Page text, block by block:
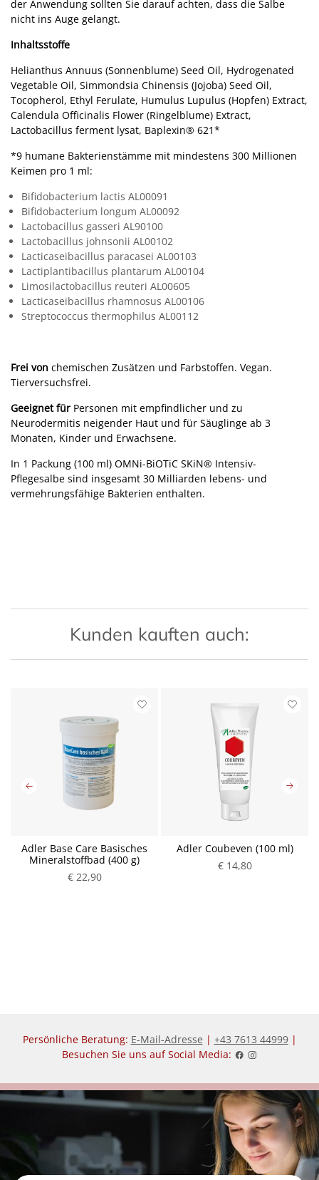
der Anwendung sollten Sie darauf achten, dass die Salbe
nicht ins Auge gelangt.
Inhaltsstoffe
Helianthus Annuus (Sonnenblume) Seed Oil, Hydrogenated
Vegetable Oil, Simmondsia Chinensis (Jojoba) Seed Oil,
Tocopherol, Ethyl Ferulate, Humulus Lupulus (Hopfen) Extract,
Calendula Officinalis Flower (Ringelblume) Extract,
Lactobacillus ferment lysat, Baplexin® 621*
*9 humane Bakterienstämme mit mindestens 300 Millionen
Keimen pro 1 ml:
Bifidobacterium lactis AL00091
Bifidobacterium longum AL00092
Lactobacillus gasseri AL90100
Lactobacillus johnsonii AL00102
Lacticaseibacillus paracasei AL00103
Lactiplantibacillus plantarum AL00104
Limosilactobacillus reuteri AL00605
Lacticaseibacillus rhamnosus AL00106
Streptococcus thermophilus AL00112
Frei von chemischen Zusätzen und Farbstoffen. Vegan.
Tierversuchsfrei.
Geeignet für Personen mit empfindlicher und zu
Neurodermitis neigender Haut und für Säuglinge ab 3
Monaten, Kinder und Erwachsene.
In 1 Packung (100 ml) OMNi-BiOTiC SKiN® Intensiv-
Pflegesalbe sind insgesamt 30 Milliarden lebens- und
vermehrungsfähige Bakterien enthalten.
Kunden kauften auch:
Adler Base Care Basisches
Mineralstoffbad (400 g)
€ 22,90
Adler Coubeven (100 ml)
€ 14,80
Persönliche Beratung: E-Mail-Adresse | +43 7613 44999|
Besuchen Sie uns auf Social Media: